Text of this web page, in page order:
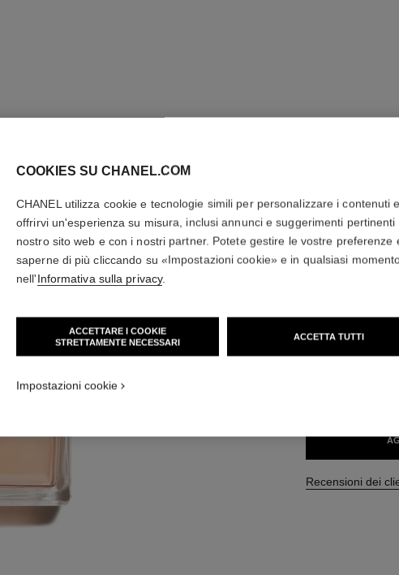
ALLURE
Eau de Parfum
Più dettagli
Recensioni dei
COOKIES SU CHANEL.COM
CHANEL utilizza cookie e tecnologie simili per personalizzare i contenuti e
offrirvi un'esperienza su misura, inclusi annunci e suggerimenti pertinenti
nostro sito web e con i nostri partner. Potete gestire le vostre preferenze
saperne di più cliccando su «Impostazioni cookie» e in qualsiasi
nell'Informativa sulla privacy.
ACCETTARE I COOKIE
STRETTAMENTE NECESSARI
ACCETTA TUTTI
Impostazioni cookie